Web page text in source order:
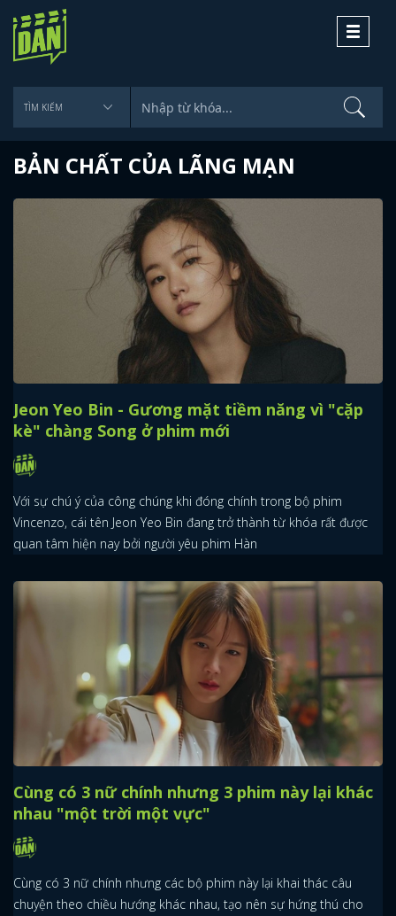
Toggle
BẢN CHẤT CỦA LÃNG MẠN
Jeon Yeo Bin - Gương mặt tiềm năng vì "cặp
kè" chàng Song ở phim mới
Với sự chú ý của công chúng khi đóng chính trong bộ phim
Vincenzo, cái tên Jeon Yeo Bin đang trở thành từ khóa rất được
quan tâm hiện nay bởi người yêu phim Hàn
Cùng có 3 nữ chính nhưng 3 phim này lại khác
nhau "một trời một vực"
Cùng có 3 nữ chính nhưng các bộ phim này lại khai thác câu
chuyện theo chiều hướng khác nhau, tạo nên sự hứng thú cho